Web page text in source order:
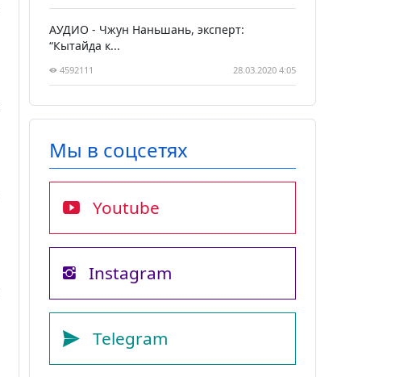
АУДИО - Чжун Наньшань, эксперт:
“Кытайда к...
4592111 28.03.2020 4:05
Мы в соцсетях
Youtube
Instagram
Telegram